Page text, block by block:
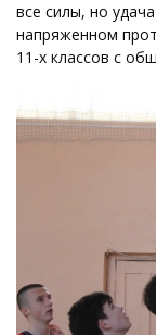
все силы, но
напряженном
11-х классов с